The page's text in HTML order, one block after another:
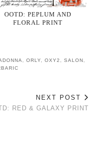
OOTD: PEPLUM AND
FLORAL PRINT
ORLY OXY2 SALON
NEXT POST
RED & GALAXY PRINT